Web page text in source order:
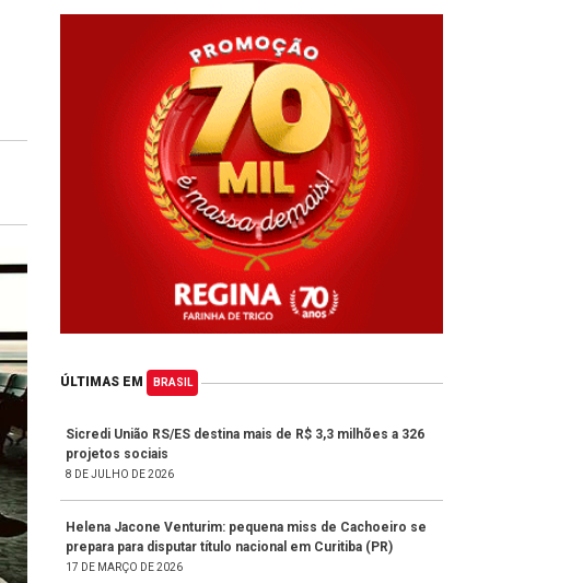
ÚLTIMAS EM BRASIL
Sicredi União RS/ES destina mais de R$ 3,3 milhões a 326
projetos sociais
8 DE JULHO DE 2026
Helena Jacone Venturim: pequena miss de Cachoeiro se
prepara para disputar título nacional em Curitiba (PR)
17 DE MARÇO DE 2026